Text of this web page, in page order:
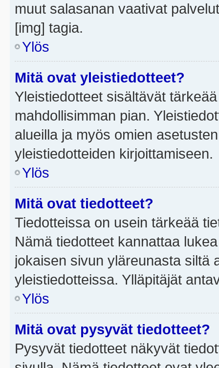
muut salasanan vaativat
[img] tagia.
Ylös
Mitä ovat yleistiedotteet?
Yleistiedotteet sisältävät
mahdollisimman pian.
alueilla ja myös omien
yleistiedotteiden kirjoittamiseen.
Ylös
Mitä ovat tiedotteet?
Tiedotteissa on usein tärkeää
Nämä tiedotteet kannattaa
jokaisen sivun yläreunasta siltä
yleistiedotteissa. Ylläpitäjät
Ylös
Mitä ovat pysyvät tiedotteet?
Pysyvät tiedotteet näkyvät